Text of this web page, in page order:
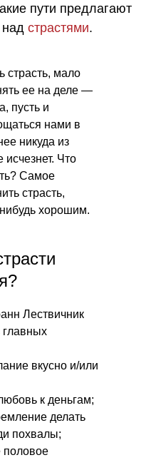
пути предлагают
страстями.
страсть, мало
ее на деле —
пусть и
нами в
никуда из
Что
Самое
страсть,
хорошим.
Лествичник
главных
вкусно и/или
к деньгам;
делать
похвалы;
половое